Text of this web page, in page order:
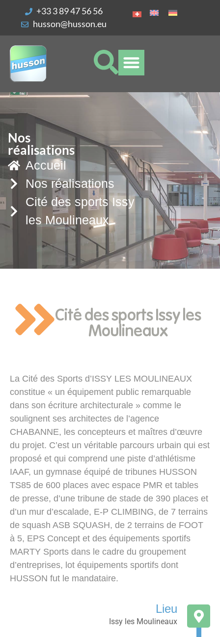
Vos préférences de cookies
+33 3 89 47 56 56
husson@husson.eu
Nos
réalisations
Accueil
Nos réalisations
Cité des sports Issy
les Moulineaux
Cité des sports Issy les
Moulineaux
La Cité des Sports d’ISSY LES MOULINEAUX
constitue « un équipement public remarquable
dans son écriture architecturale » comme le
soulignent ses architectes de l’agence
CHABANNE, les concepteurs et maîtres d’œuvre
du projet. C’est un véritable parcours urbain qui est
proposé et qui comprend une piste d’athlétisme
IAAF, un gymnase équipé de tribunes HUSSON
TS85 de 600 places avec espace PMR et tables
de presse, d’une tribune de stade de 390 places et
d’un mur d’escalade, E-P CLIMBING, de 7 terrains
de squash ASB SQUASH, de 2 terrains de FOOT
à 5, EPS Concept et des équipements sportifs
MARTY Sports dans le cadre du groupement
d’entreprises, lot équipements sportifs dont
HUSSON fut le mandataire.
Lieu
Issy les Moulineaux